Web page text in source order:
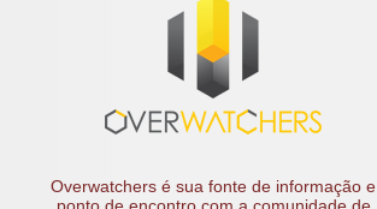
Overwatchers é sua fonte de informação e